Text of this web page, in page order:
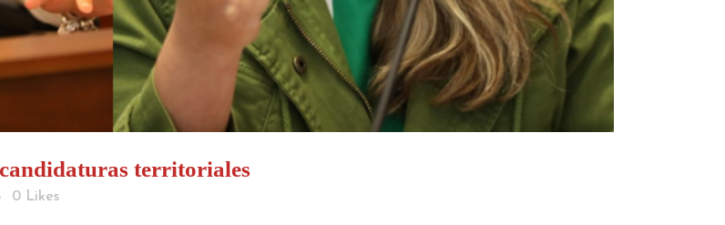
territoriales
0 Likes